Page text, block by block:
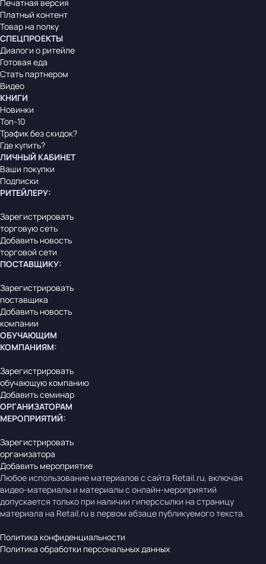
Печатная версия
Платный контент
Товар на полку
СПЕЦПРОЕКТЫ
Диалоги о ритейле
Готовая еда
Стать партнером
Видео
КНИГИ
Новинки
Топ-10
Трафик без скидок?
Где купить?
ЛИЧНЫЙ КАБИНЕТ
Ваши покупки
Подписки
РИТЕЙЛЕРУ:
Зарегистрировать
торговую сеть
Добавить новость
торговой сети
ПОСТАВЩИКУ:
Зарегистрировать
поставщика
Добавить новость
компании
ОБУЧАЮЩИМ
КОМПАНИЯМ:
Зарегистрировать
обучающую компанию
Добавить семинар
ОРГАНИЗАТОРАМ
МЕРОПРИЯТИЙ:
Зарегистрировать
организатора
Добавить мероприятие
Любое использование материалов с сайта Retail.ru, включая
видео-материалы и материалы с онлайн-мероприятий
допускается только при наличии гиперссылки на страницу
материала на Retail.ru в первом абзаце публикуемого текста.
Политика конфиденциальности
Политика обработки персональных данных